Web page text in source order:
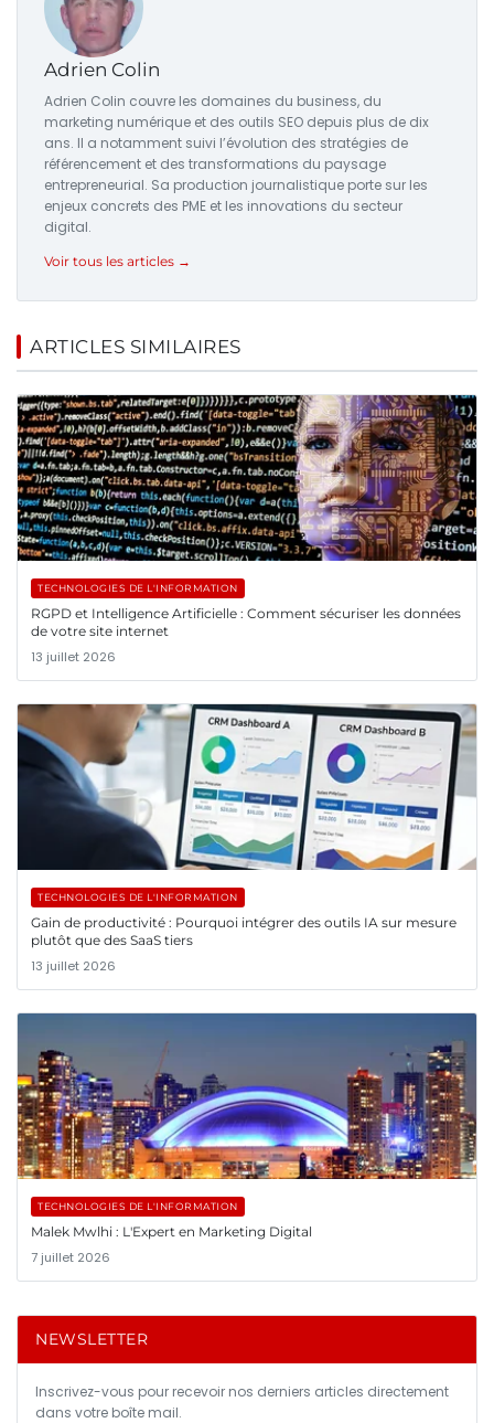
Adrien Colin
Adrien Colin couvre les domaines du business, du
marketing numérique et des outils SEO depuis plus de dix
ans. Il a notamment suivi l’évolution des stratégies de
référencement et des transformations du paysage
entrepreneurial. Sa production journalistique porte sur les
enjeux concrets des PME et les innovations du secteur
digital.
Voir tous les articles →
ARTICLES SIMILAIRES
TECHNOLOGIES DE L'INFORMATION
RGPD et Intelligence Artificielle : Comment sécuriser les données
de votre site internet
13 juillet 2026
TECHNOLOGIES DE L'INFORMATION
Gain de productivité : Pourquoi intégrer des outils IA sur mesure
plutôt que des SaaS tiers
13 juillet 2026
TECHNOLOGIES DE L'INFORMATION
Malek Mwlhi : L'Expert en Marketing Digital
7 juillet 2026
NEWSLETTER
Inscrivez-vous pour recevoir nos derniers articles directement
dans votre boîte mail.